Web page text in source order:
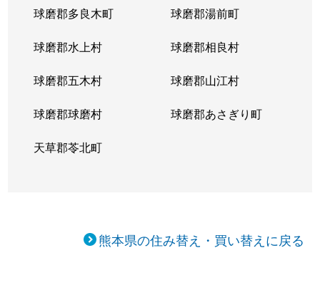
球磨郡多良木町 球磨郡湯前町
球磨郡水上村 球磨郡相良村
球磨郡五木村 球磨郡山江村
球磨郡球磨村 球磨郡あさぎり町
天草郡苓北町
熊本県の住み替え・買い替えに戻る